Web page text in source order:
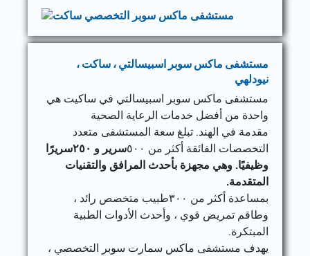
مستشفى ماكس سوبر اسبيسالتي ، ساكت ،
نيودلهي
مستشفى ماكس سوبر اسبيسالتي في ساكيت هي
واحدة من أفضل خدمات الرعاية الصحية
مقدمة في الهند. تبلغ سعة المستشفى متعدد
التخصصات الفائقة أكثر من ٥٠٠
سرير و ٢٥٠سريرًا
وظيفيًا. وهي مجهزة بأحدث المرافق والتقنيات
المتقدمة.
بمساعدة أكثر من ٣٠٠طبيب متخصص رائد ،
وطاقم تمريض قوي ، وأحدث الأدوات الطبية
المبتكرة.
يهدف مستشفى ماكس سمارت سوبر التخصصي ،